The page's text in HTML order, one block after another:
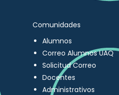
Comunidades
Alumnos
Correo Alumnos UAQ
Solicitud Correo
Docentes
Administrativos